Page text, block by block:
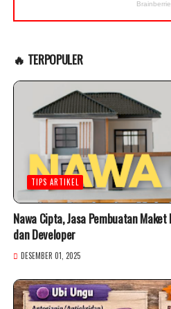
🔥 TERPOPULER
TIPS ARTIKEL
Nawa Cipta, Jasa Pembuatan
dan Developer
DESEMBER 01, 2025